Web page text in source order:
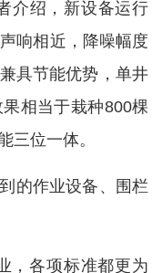
介绍，新设备运行
响相近，降噪幅度
具节能优势，单井
相当于栽种800棵
三位一体。
的作业设备、围栏
，各项标准都更为